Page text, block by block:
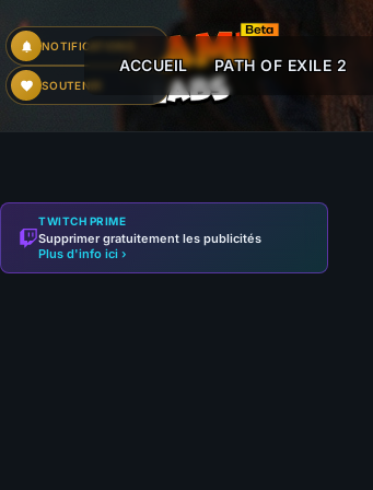
NOTIFICATIONS
SOUTENIR
ACCUEIL PATH OF EXILE 2
TWITCH PRIME
Supprimer gratuitement les publicités
Plus d'info ici ›